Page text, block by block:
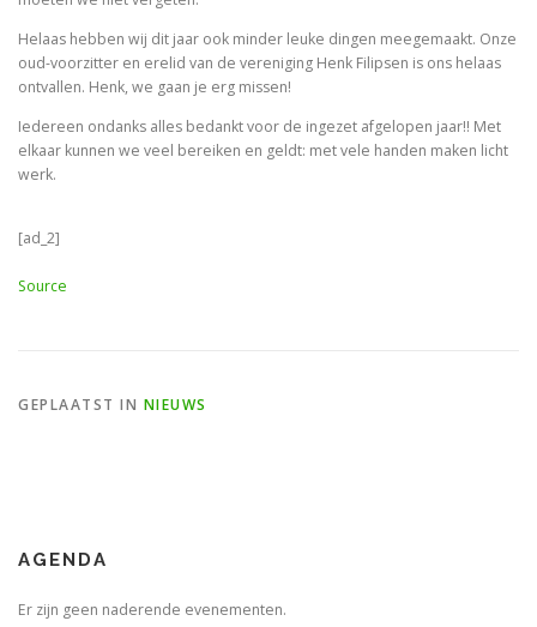
Helaas hebben wij dit jaar ook minder leuke dingen meegemaakt. Onze
oud-voorzitter en erelid van de vereniging Henk Filipsen is ons helaas
ontvallen. Henk, we gaan je erg missen!
Iedereen ondanks alles bedankt voor de ingezet afgelopen jaar!! Met
elkaar kunnen we veel bereiken en geldt: met vele handen maken licht
werk.
[ad_2]
Source
GEPLAATST IN NIEUWS
AGENDA
Er zijn geen naderende evenementen.